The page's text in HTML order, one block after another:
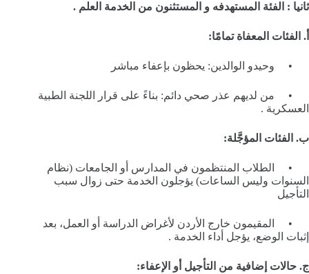
ثانيا : الفئة المستهدفه و المستثنون من الخدمة العلم .
أ. الفئات المعفاة تمامًا:
• وحيدو الوالدين: يحظون بإعفاء مباشر
• من لديهم عذر صحي دائم: بناءً على قرار اللجنة الطبية
العسكرية .
ب. الفئات المؤجَّلة:
• الطلاب المنتظمون في المدارس أو الجامعات (نظام
السنوات وليس الساعات) يؤجلون الخدمة حتى زوال سبب
التأجيل
• المقيمون خارج الأردن لأغراض الدراسة أو العمل، بعد
إثبات الوضع، يؤجل أداء الخدمة .
ج. حالات إضافية من التأجيل أو الإعفاء: